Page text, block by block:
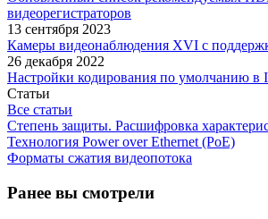
видеорегистраторов
13 сентября 2023
Камеры видеонаблюдения XVI с
26 декабря 2022
Настройки кодирования по умолчанию в
Статьи
Все статьи
Степень защиты. Расшифровка
Технология Power over Ethernet (PoE)
Форматы сжатия видеопотока
Ранее вы смотрели